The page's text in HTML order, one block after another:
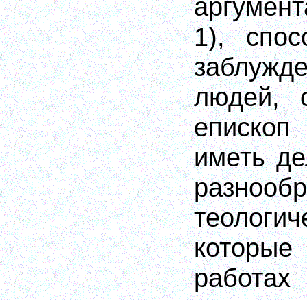
1),
людей,
иметь